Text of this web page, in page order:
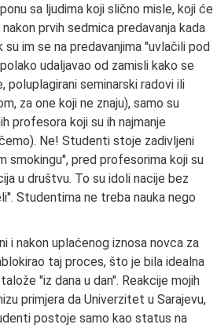
sa ljudima koji slično misle, koji će
prvih sedmica predavanja kada
im se na predavanjima ''uvlačili pod
udaljavao od zamisli kako se
seminarski radovi ili
za one koji ne znaju), samo su
profesora koji su ih najmanje
Ne! Studenti stoje zadivljeni
smokingu'', pred profesorima koji su
u društvu. To su idoli nacije bez
Studentima ne treba nauka nego
i nakon uplaćenog iznosa novca za
taj proces, što je bila idealna
''iz dana u dan''. Reakcije mojih
primjera da Univerzitet u Sarajevu,
postoje samo kao status na